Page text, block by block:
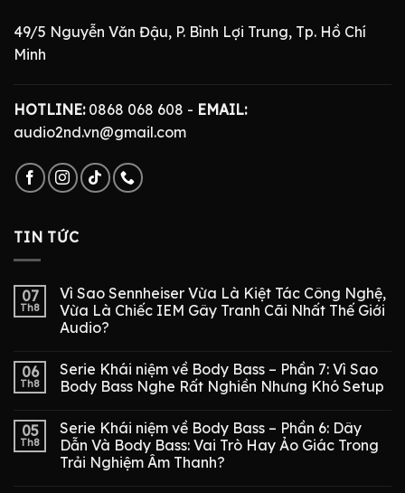
49/5 Nguyễn Văn Đậu, P. Bình Lợi Trung, Tp. Hồ Chí
Minh
HOTLINE:0868 068 608 - EMAIL:
audio2nd.vn@gmail.com
TIN TỨC
07
Th8
Vì Sao Sennheiser Vừa Là Kiệt Tác Công Nghệ,
Vừa Là Chiếc IEM Gây Tranh Cãi Nhất Thế Giới
Audio?
06
Th8
Serie Khái niệm về Body Bass – Phần 7: Vì Sao
Body Bass Nghe Rất Nghiền Nhưng Khó Setup
05
Th8
Serie Khái niệm về Body Bass – Phần 6: Dây
Dẫn Và Body Bass: Vai Trò Hay Ảo Giác Trong
Trải Nghiệm Âm Thanh?